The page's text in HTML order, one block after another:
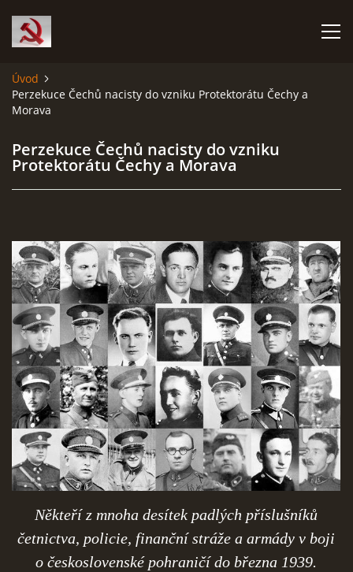
HISTORIE KOMUNISMU
ČERNÁ KNIHA KOMUNISMU I.
ČERNÁ KNIHA KOMUNISMU II.
RUDÝ HLADOMOR: STALINOVA VÁLKA NA UKRAJINĚ
KATYŇSKÝ MASAKR
OSTATNÍ ZLOČINY KOMUNISMU
ČERNÁ KNIHA NACIONÁLNÍHO SOCIALISMU
ZLOČINY NACIONÁLNÍHO SOCIALISMU: FAKTA
NÁVŠTĚVNÍ KNIHA
© 2026 eStránky.cz |RSS
Úvod
Perzekuce Čechů nacisty do vzniku Protektorátu Čechy a
Morava
Perzekuce Čechů nacisty do vzniku
Protektorátu Čechy a Morava
Někteří z mnoha desítek padlých příslušníků
četnictva, policie, finanční stráže a armády v boji
o československé pohraničí do března 1939.